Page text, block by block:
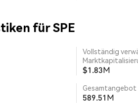
für SPE
Vollständig
$1.83M
Gesamtangebot
589.51M